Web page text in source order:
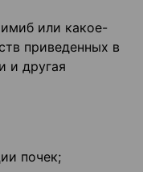
или какое-
приведенных в
и другая
почек;